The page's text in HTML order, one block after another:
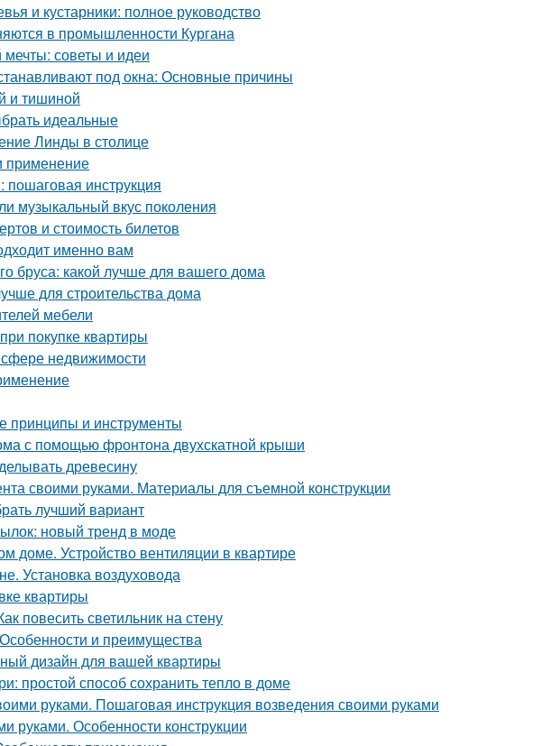
и кустарники: полное руководство
в промышленности Кургана
мечты: советы и идеи
под окна: Основные причины
и тишиной
идеальные
Линды в столице
применение
инструкция
музыкальный вкус поколения
и стоимость билетов
именно вам
бруса: какой лучше для вашего дома
для строительства дома
мебели
покупке квартиры
недвижимости
принципы и инструменты
с помощью фронтона двухскатной крыши
древесину
своими руками. Материалы для съемной конструкции
лучший вариант
новый тренд в моде
доме. Устройство вентиляции в квартире
Установка воздуховода
квартиры
повесить светильник на стену
и преимущества
дизайн для вашей квартиры
простой способ сохранить тепло в доме
руками. Пошаговая инструкция возведения своими руками
руками. Особенности конструкции